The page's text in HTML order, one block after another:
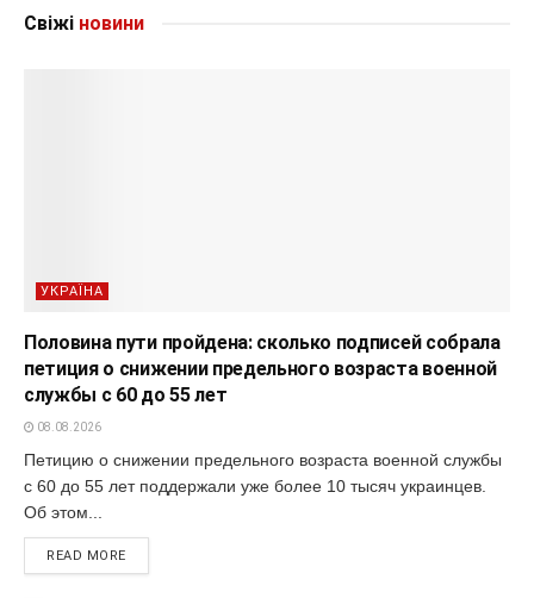
Свіжі новини
УКРАЇНА
Половина пути пройдена: сколько подписей собрала
петиция о снижении предельного возраста военной
службы с 60 до 55 лет
08.08.2026
Петицию о снижении предельного возраста военной службы
с 60 до 55 лет поддержали уже более 10 тысяч украинцев.
Об этом...
READ MORE